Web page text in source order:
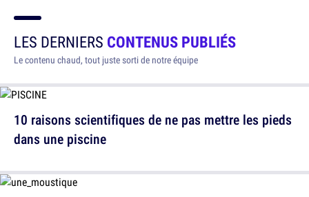
LES DERNIERS CONTENUS PUBLIÉS
Le contenu chaud, tout juste sorti de notre équipe
10 raisons scientifiques de ne pas mettre les pieds
dans une piscine